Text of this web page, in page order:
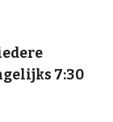
7:30